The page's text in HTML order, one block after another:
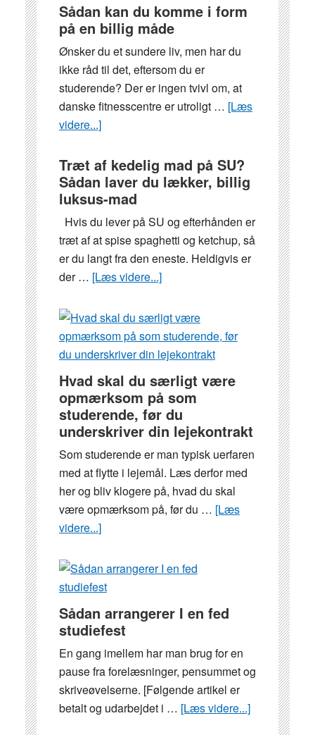
du
pifter
studieboligen
op
Sådan kan du komme i form
på en billig måde
Ønsker du et sundere liv, men har du
ikke råd til det, eftersom du er
studerende? Der er ingen tvivl om, at
danske fitnesscentre er utroligt … [Læs
videre...]om
kan
du
komme
i
form
på
en
Træt af kedelig mad på SU?
Sådan laver du lækker, billig
luksus-mad
Hvis du lever på SU og efterhånden er
træt af at spise spaghetti og ketchup, så
er du langt fra den eneste. Heldigvis er
der … [Læs videre...]om
af
kedelig
mad
SU?
Sådan
laver
du
lækker,
billig
luksus-
mad
Hvad skal du særligt være
opmærksom på som
studerende, før du
underskriver din lejekontrakt
Som studerende er man typisk uerfaren
med at flytte i lejemål. Læs derfor med
her og bliv klogere på, hvad du skal
være opmærksom på, før du … [Læs
videre...]om
skal
du
være
opmærksom
på
som
studerende,
før
Sådan arrangerer I en fed
studiefest
En gang imellem har man brug for en
pause fra forelæsninger, pensummet og
skriveøvelserne. [Følgende artikel er
betalt og udarbejdet i … [Læs videre...]om
Sådan